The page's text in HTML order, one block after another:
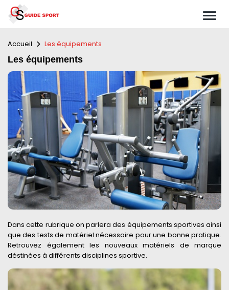
Accueil Les équipements
Les équipements
Dans cette rubrique on parlera des équipements sportives ainsi
que des tests de matériel nécessaire pour une bonne pratique.
Retrouvez également les nouveaux matériels de marque
déstinées à différents disciplines sportive.